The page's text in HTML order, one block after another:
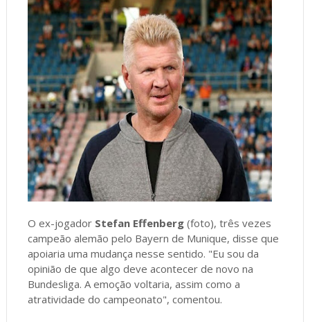
O ex-jogador Stefan Effenberg (foto), três vezes
campeão alemão pelo Bayern de Munique, disse que
apoiaria uma mudança nesse sentido. "Eu sou da
opinião de que algo deve acontecer de novo na
Bundesliga. A emoção voltaria, assim como a
atratividade do campeonato", comentou.